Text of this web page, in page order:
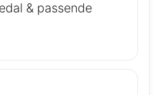
& passende